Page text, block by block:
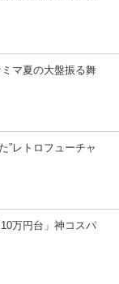
マ夏の大盤振る舞
”レトロフューチャ
万円台」神コスパ